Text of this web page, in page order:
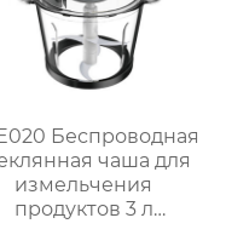
Беспроводная
чаша для
измельчения
продуктов 3 л